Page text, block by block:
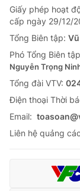
Giấy phép hoạt
cấp ngày 29/12/
Tổng Biên tập:
Phó Tổng Biên
Nguyễn Trọng
Tổng đài VTV:
Ðiện thoại Thời
Email:
Liên hệ quảng